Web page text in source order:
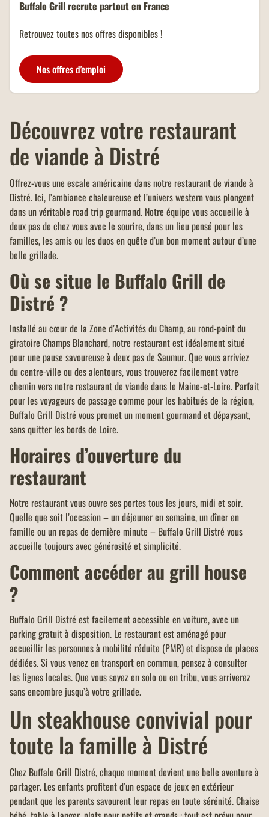
Un menu KIDS offert dans tous
présentation de votre carte
Buffalo Grill recrute partout en France
Retrouvez toutes nos offres disponibles !
Nos offres d'emploi
Découvrez votre restaurant
de viande à Distré
Offrez-vous une escale américaine dans notre restaurant de viande à
Distré. Ici, l’ambiance chaleureuse et l’univers western vous plongent
dans un véritable road trip gourmand. Notre équipe vous accueille à
deux pas de chez vous avec le sourire, dans un lieu pensé pour les
familles, les amis ou les duos en quête d’un bon moment autour d’une
belle grillade.
Où se situe le Buffalo Grill de
Distré ?
Installé au cœur de la Zone d’Activités du Champ, au rond-point du
giratoire Champs Blanchard, notre restaurant est idéalement situé
pour une pause savoureuse à deux pas de Saumur. Que vous arriviez
du centre-ville ou des alentours, vous trouverez facilement votre
chemin vers notre restaurant de viande dans le Maine-et-Loire. Parfait
pour les voyageurs de passage comme pour les habitués de la région,
Buffalo Grill Distré vous promet un moment gourmand et dépaysant,
sans quitter les bords de Loire.
Horaires d’ouverture du
restaurant
Notre restaurant vous ouvre ses portes tous les jours, midi et soir.
Quelle que soit l’occasion – un déjeuner en semaine, un dîner en
famille ou un repas de dernière minute – Buffalo Grill Distré vous
accueille toujours avec générosité et simplicité.
Comment accéder au grill house
?
Buffalo Grill Distré est facilement accessible en voiture, avec un
parking gratuit à disposition. Le restaurant est aménagé pour
accueillir les personnes à mobilité réduite (PMR) et dispose de places
dédiées. Si vous venez en transport en commun, pensez à consulter
les lignes locales. Que vous soyez en solo ou en tribu, vous arriverez
sans encombre jusqu’à votre grillade.
Un steakhouse convivial pour
toute la famille à Distré
Chez Buffalo Grill Distré, chaque moment devient une belle aventure à
partager. Les enfants profitent d’un espace de jeux en extérieur
pendant que les parents savourent leur repas en toute sérénité. Chaise